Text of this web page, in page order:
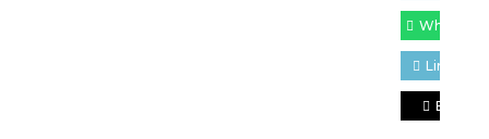
WhatsApp
Linkedin
Email